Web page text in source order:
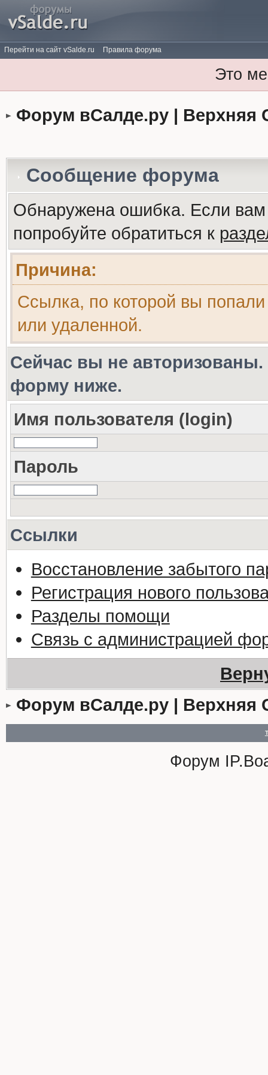
Перейти на сайт vSalde.ru Правила форума
Это
Форум вСалде.ру | Верхняя
Сообщение форума
Обнаружена ошибка. Если
попробуйте обратиться к
Причина:
Ссылка, по которой вы
или удаленной.
Сейчас вы не авторизованы.
форму ниже.
Имя пользователя (login)
Пароль
Ссылки
Восстановление забытого
Регистрация нового
Разделы помощи
Связь с администрацией
Форум вСалде.ру | Верхняя
Форум